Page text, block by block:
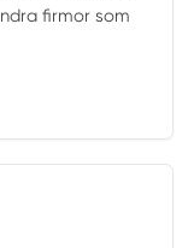
firmor som